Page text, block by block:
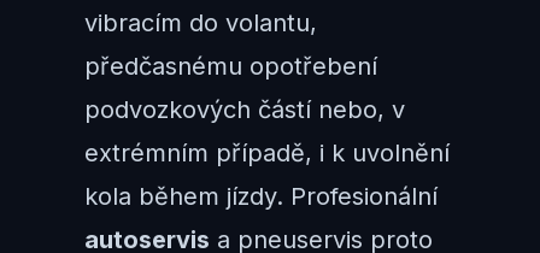
vibracím do volantu,
předčasnému opotřebení
podvozkových částí nebo, v
extrémním případě, i k uvolnění
kola během jízdy. Profesionální
autoservis a pneuservis proto